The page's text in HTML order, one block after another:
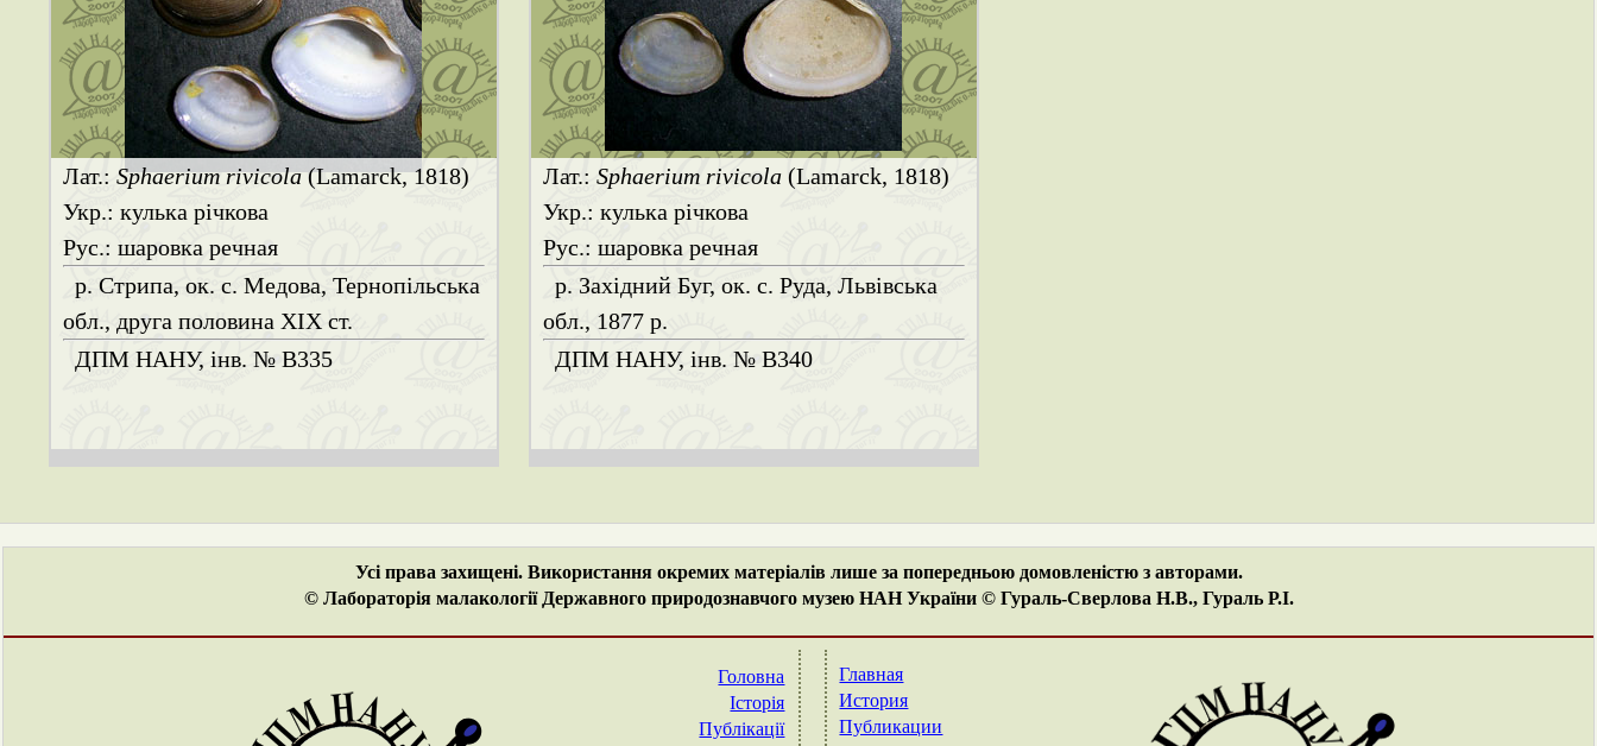
Лат.: Sphaerium rivicola(Lamarck, 1818)
Укр.: кулька річкова
Рус.: шаровка речная
р. Стрипа, ок. с. Медова, Тернопільська
обл., друга половина ХІХ ст.
ДПМ НАНУ, інв. № B335
Лат.: Sphaerium rivicola(Lamarck, 1818)
Укр.: кулька річкова
Рус.: шаровка речная
р. Західний Буг, ок. с. Руда, Львівська
обл., 1877 р.
ДПМ НАНУ, інв. № B340
Усі права захищені. Використання окремих матеріалів лише за попередньою домовленістю з авторами.
© Лабораторія малакології Державного природознавчого музею НАН України © Гураль-Сверлова Н.В., Гураль Р.І.
Головна
Історія
Публікації
Главная
История
Публикации